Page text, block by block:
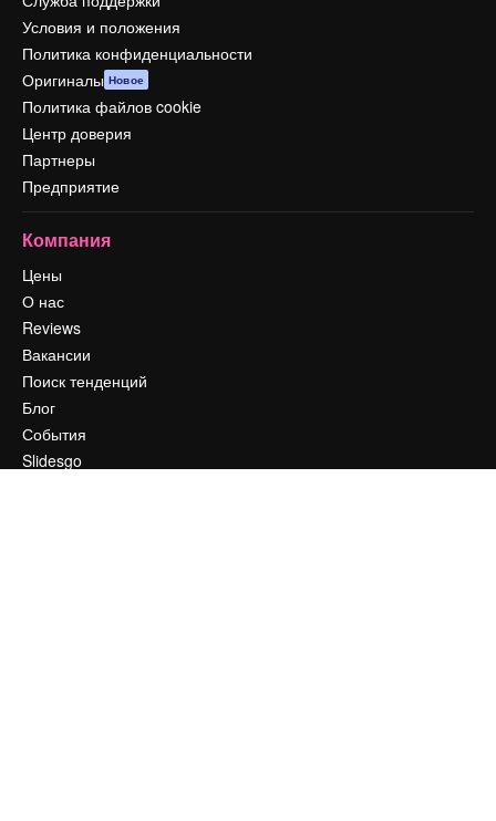
Условия и положения
Политика конфиденциальности
Оригиналы Новое
Политика файлов cookie
Центр доверия
Партнеры
Предприятие
Компания
Цены
О нас
Reviews
Вакансии
Поиск тенденций
Блог
События
Slidesgo